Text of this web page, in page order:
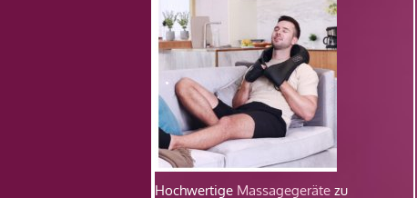
Hochwertige Massagegeräte zu